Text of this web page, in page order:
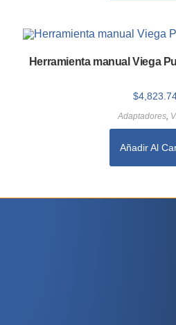
Herramienta manual Viega
$
Adaptadores
Añadir Al